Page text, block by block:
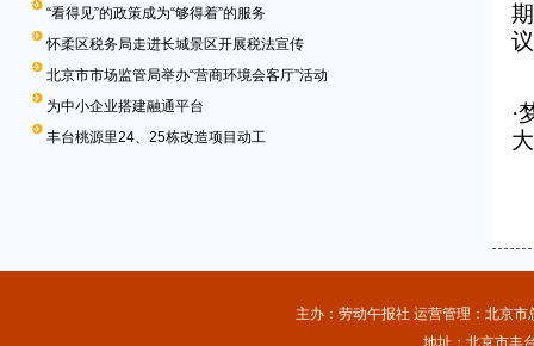
“看得见”的政策成为“够得着”的服务
怀柔区税务局走进长城景区开展税法宣传
北京市市场监管局举办“营商环境会客厅”活动
为中小企业搭建融通平台
丰台桃源里24、25栋改造项目动工
·
主办：劳动午报社 运营管理：北京
地址：北京市丰